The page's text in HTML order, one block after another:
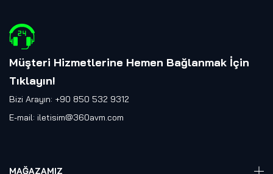
Müşteri Hizmetlerine Hemen Bağlanmak İçin
Tıklayın!
Bizi Arayın: +90 850 532 9312
E-mail: iletisim@360avm.com
MAĞAZAMIZ